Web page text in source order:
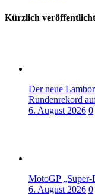
Kürzlich
Der neue
Rundenrekord
6. August 2026 0
MotoGP
6. August 2026 0